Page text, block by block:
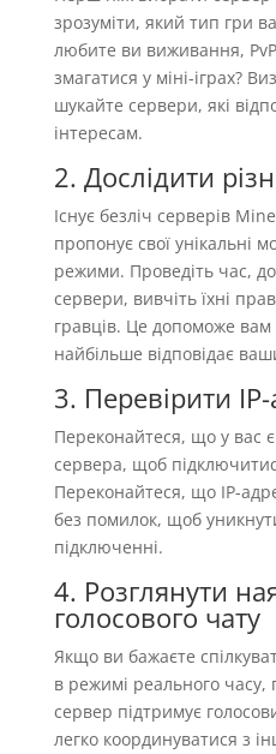
зрозуміти, який тип гри
любите ви виживання,
змагатися у міні-іграх?
шукайте сервери, які
інтересам.
2. Дослідити
Існує безліч серверів
пропонує свої унікальні
режими. Проведіть час,
сервери, вивчіть їхні
гравців. Це допоможе
найбільше відповідає
3. Перевірити
Переконайтеся, що у вас
сервера, щоб
Переконайтеся, що IP-
без помилок, щоб
підключенні.
4. Розглянути
голосового чату
Якщо ви бажаєте
в режимі реального
сервер підтримує
легко координуватися з